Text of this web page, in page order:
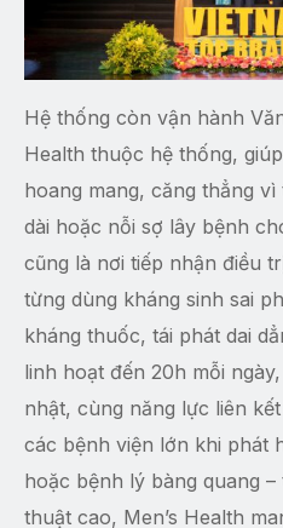
Hệ thống còn vận hành
Health thuộc hệ thống,
hoang mang, căng thẳng
dài hoặc nỗi sợ lây bệnh
cũng là nơi tiếp nhận điều
từng dùng kháng sinh sai
kháng thuốc, tái phát dai
linh hoạt đến 20h mỗi
nhật, cùng năng lực liên
các bệnh viện lớn khi phát
hoặc bệnh lý bàng quang
thuật cao, Men’s Health